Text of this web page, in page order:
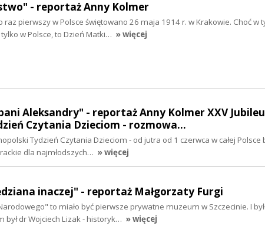
- reportaż Anny Kolmer
raz pierwszy w Polsce świętowano 26 maja 1914 r. w Krakowie. Choć w
w Polsce, to Dzień Matki… » więcej
Aleksandry" - reportaż Anny Kolmer XXV
Czytania Dzieciom - rozmowa…
Tydzień Czytania Dzieciom - od jutra od 1 czerwca w całej Polsce
dla najmłodszych… » więcej
inaczej" - reportaż Małgorzaty Furgi
to miało być pierwsze prywatne muzeum w Szczecinie. I
był dr Wojciech Lizak - historyk… » więcej